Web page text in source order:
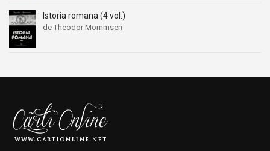
Istoria romana (4 vol.)
de Theodor Mommsen